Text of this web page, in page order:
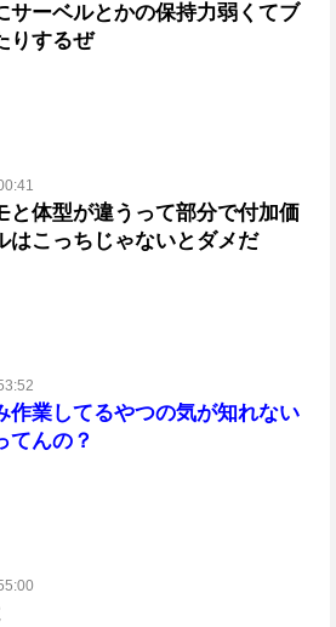
サーベルとかの保持力弱くてブ
りするぜ
と体型が違うって部分で付加価
はこっちじゃないとダメだ
作業してるやつの気が知れない
てんの？